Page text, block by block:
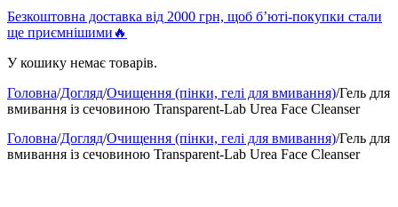
Безкоштовна доставка від 2000 грн, щоб б’юті-покупки стали
ще приємнішими🔥
У кошику немає товарів.
Головна/Догляд/Очищення (пінки, гелі для вмивання)/Гель для
вмивання із сечовиною Transparent-Lab Urea Face Cleanser
Головна/Догляд/Очищення (пінки, гелі для вмивання)/Гель для
вмивання із сечовиною Transparent-Lab Urea Face Cleanser